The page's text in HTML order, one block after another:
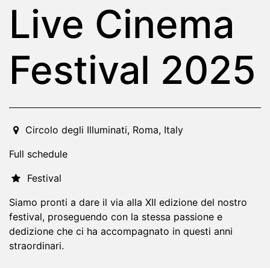
Live Cinema
Festival 2025
2025-09-18T20:00:00.000Z|2025-09-
Circolo degli Illuminati, Roma, Italy
Full schedule
Festival
Siamo pronti a dare il via alla XII edizione del nostro
festival, proseguendo con la stessa passione e
dedizione che ci ha accompagnato in questi anni
straordinari.